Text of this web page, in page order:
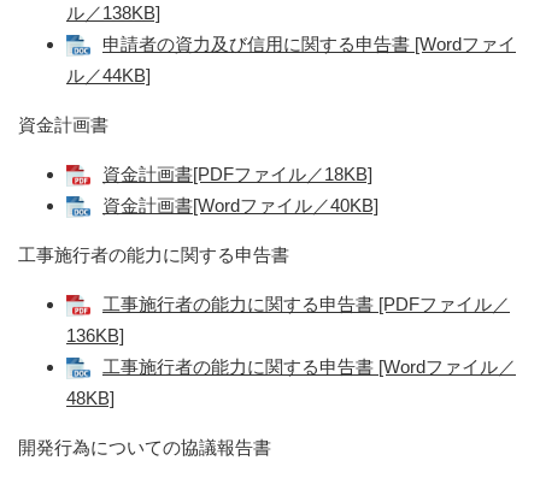
ル／138KB]
申請者の資力及び信用に関する申告書 [Wordファイ
ル／44KB]
資金計画書
資金計画書[PDFファイル／18KB]
資金計画書[Wordファイル／40KB]
工事施行者の能力に関する申告書
工事施行者の能力に関する申告書 [PDFファイル／
136KB]
工事施行者の能力に関する申告書 [Wordファイル／
48KB]
開発行為についての協議報告書